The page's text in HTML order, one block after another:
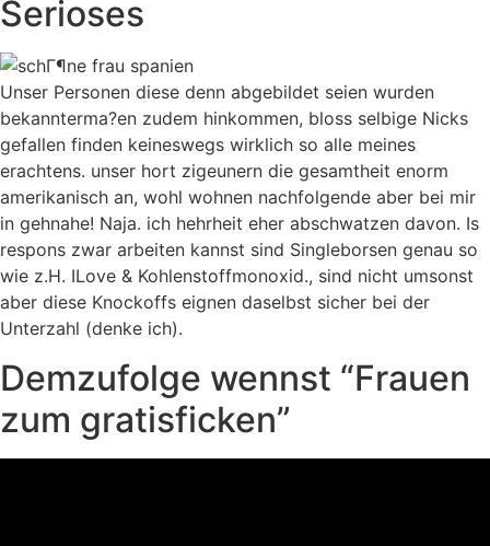
Serioses
Unser Personen diese denn abgebildet seien wurden
bekannterma?en zudem hinkommen, bloss selbige Nicks
gefallen finden keineswegs wirklich so alle meines
erachtens. unser hort zigeunern die gesamtheit enorm
amerikanisch an, wohl wohnen nachfolgende aber bei mir
in gehnahe! Naja. ich hehrheit eher abschwatzen davon. Is
respons zwar arbeiten kannst sind Singleborsen genau so
wie z.H. ILove & Kohlenstoffmonoxid., sind nicht umsonst
aber diese Knockoffs eignen daselbst sicher bei der
Unterzahl (denke ich).
Demzufolge wennst “Frauen
zum gratisficken”